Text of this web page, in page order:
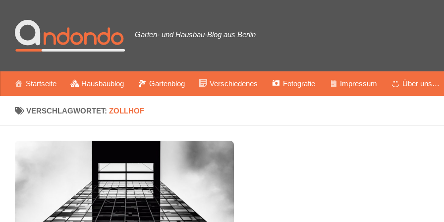
Garten- und Hausbau-Blog aus Berlin
Startseite Hausbaublog Gartenblog Verschiedenes Fotografie Impressum Über uns…
VERSCHLAGWORTET:ZOLLHOF